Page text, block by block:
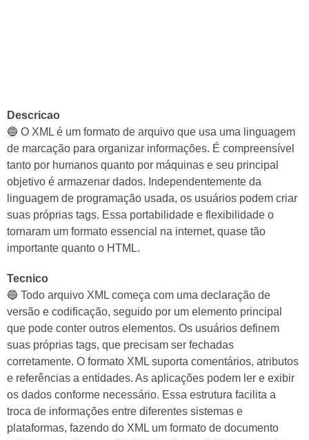
Descricao
🔵 O XML é um formato de arquivo que usa uma linguagem
de marcação para organizar informações. É compreensível
tanto por humanos quanto por máquinas e seu principal
objetivo é armazenar dados. Independentemente da
linguagem de programação usada, os usuários podem criar
suas próprias tags. Essa portabilidade e flexibilidade o
tornaram um formato essencial na internet, quase tão
importante quanto o HTML.
Tecnico
🔵 Todo arquivo XML começa com uma declaração de
versão e codificação, seguido por um elemento principal
que pode conter outros elementos. Os usuários definem
suas próprias tags, que precisam ser fechadas
corretamente. O formato XML suporta comentários, atributos
e referências a entidades. As aplicações podem ler e exibir
os dados conforme necessário. Essa estrutura facilita a
troca de informações entre diferentes sistemas e
plataformas, fazendo do XML um formato de documento